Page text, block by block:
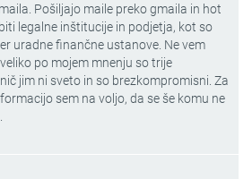
Pošiljajo maile preko gmaila in hot
legalne inštitucije in podjetja, kot so
uradne finančne ustanove. Ne vem
po mojem mnenju so trije
jim ni sveto in so brezkompromisni. Za
sem na voljo, da se še komu ne